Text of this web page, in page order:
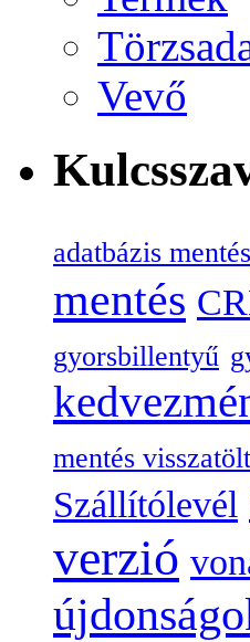
Vevő
adatbázis mentés
mentés
gyorsbillentyű
mentés
Szállítólevél
verzió